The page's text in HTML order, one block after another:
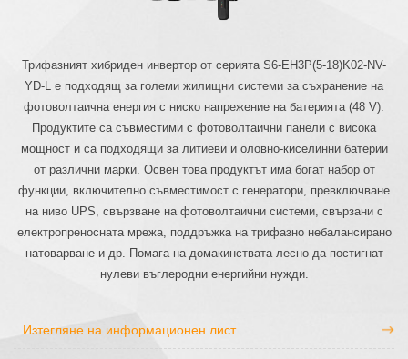
Трифазният хибриден инвертор от серията S6-EH3P(5-18)K02-NV-
YD-L е подходящ за големи жилищни системи за съхранение на
фотоволтаична енергия с ниско напрежение на батерията (48 V).
Продуктите са съвместими с фотоволтаични панели с висока
мощност и са подходящи за литиеви и оловно-киселинни батерии
от различни марки. Освен това продуктът има богат набор от
функции, включително съвместимост с генератори, превключване
на ниво UPS, свързване на фотоволтаични системи, свързани с
електропреносната мрежа, поддръжка на трифазно небалансирано
натоварване и др. Помага на домакинствата лесно да постигнат
нулеви въглеродни енергийни нужди.
Изтегляне на информационен лист